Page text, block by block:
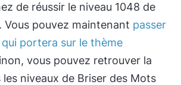
de réussir le niveau 1048 de
Vous pouvez maintenant passer
portera sur le thème
vous pouvez retrouver la
niveaux de Briser des Mots